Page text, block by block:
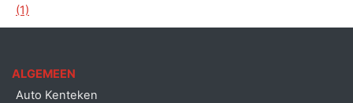
(1)
ALGEMEEN
Auto Kenteken